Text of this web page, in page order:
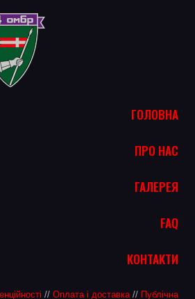
ГОЛОВНА
ПРО НАС
ГАЛЕРЕЯ
FAQ
КОНТАКТИ
// Оплата і доставка// Публічна